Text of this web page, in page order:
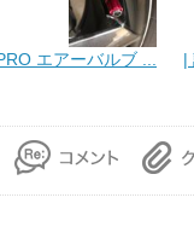
エアーバルブ ... |